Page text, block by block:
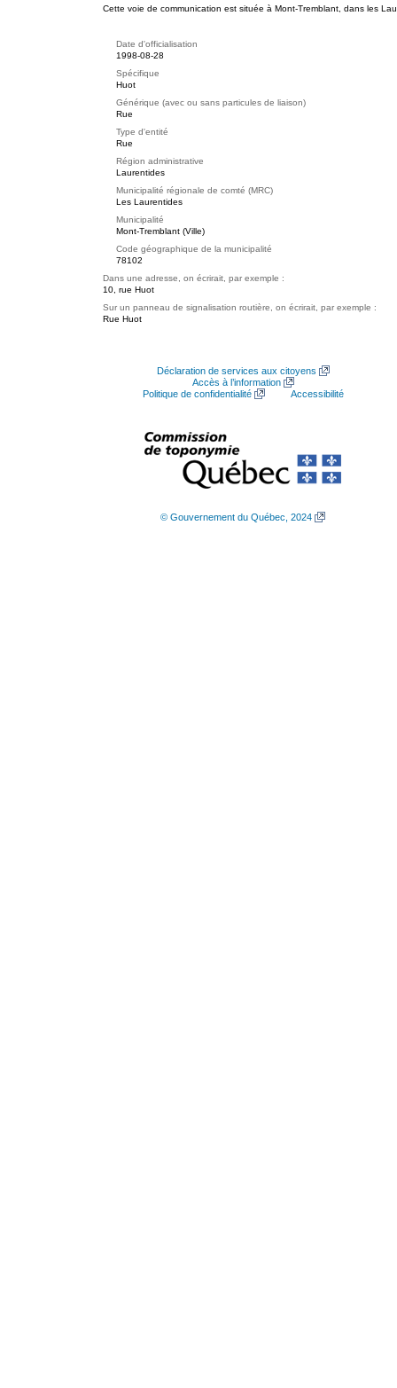
Cette voie de communication est située à Mont-Tremblant, dans les
Date d'officialisation
1998-08-28
Spécifique
Huot
Générique (avec ou sans particules de liaison)
Rue
Type d'entité
Rue
Région administrative
Laurentides
Municipalité régionale de comté (MRC)
Les Laurentides
Municipalité
Mont-Tremblant (Ville)
Code géographique de la municipalité
78102
Dans une adresse, on écrirait, par exemple :
10, rue Huot
Sur un panneau de signalisation routière, on écrirait, par exemple :
Rue Huot
Déclaration de services aux citoyens
Accès à l’information
Politique de confidentialité
Accessibilité
© Gouvernement du Québec, 2024